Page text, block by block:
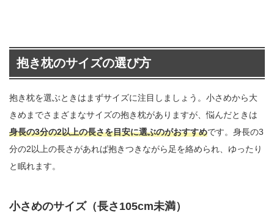
抱き枕のサイズの選び方
抱き枕を選ぶときはまずサイズに注目しましょう。小さめから大
きめまでさまざまなサイズの抱き枕がありますが、悩んだときは
身長の3分の2以上の長さを目安に選ぶのがおすすめです。身長の3
分の2以上の長さがあれば抱きつきながら足を絡められ、ゆったり
と眠れます。
小さめのサイズ（長さ105cm未満）